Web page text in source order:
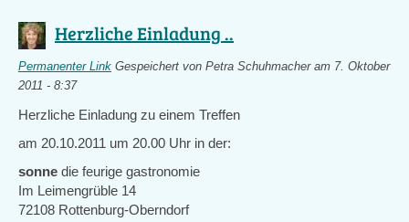
Herzliche Einladung ..
Permanenter Link Gespeichert von Petra Schuhmacheram 7. Oktober
2011 - 8:37
Herzliche Einladung zu einem Treffen
am 20.10.2011 um 20.00 Uhr in der:
sonne die feurige gastronomie
Im Leimengrüble 14
72108 Rottenburg-Oberndorf